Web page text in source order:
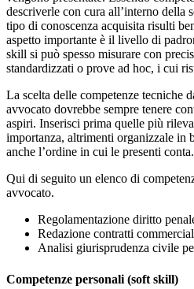
descriverle con cura all’interno della
tipo di conoscenza acquisita risulti
aspetto importante è il livello di
skill si può spesso misurare con
standardizzati o prove ad hoc, i cui
La scelta delle competenze tecniche
avvocato dovrebbe sempre tenere
aspiri. Inserisci prima quelle più
importanza, altrimenti organizzale in
anche l’ordine in cui le presenti conta.
Qui di seguito un elenco di
avvocato.
Regolamentazione diritto
Redazione contratti
Analisi giurisprudenza civile
Competenze personali (soft skill)